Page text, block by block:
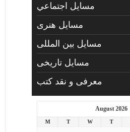
مسايل اجتماعي
مسايل هنری
مسایل بین المللی
مسایل تاریخی
معرفی و نقد کتب
August 2026
M T W T